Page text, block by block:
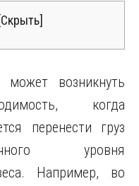
[Скрыть]
может возникнуть
когда
перенести груз
уровня
Например, во